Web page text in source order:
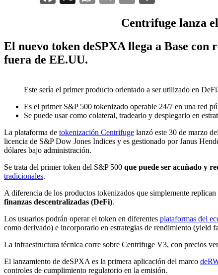
Centrifuge lanza
El nuevo token deSPXA llega a Base
fuera de EE.UU.
Este sería el primer producto orientado a ser utilizado en
Es el primer S&P 500 tokenizado operable 24/7 en una red
Se puede usar como colateral, tradearlo y desplegarlo en
La plataforma de tokenización Centrifuge lanzó este 30 de marzo
licencia de S&P Dow Jones Indices y es gestionado por Janus
dólares bajo administración.
Se trata del primer token del S&P 500 que puede ser acuñado y
tradicionales.
A diferencia de los productos tokenizados que simplemente
finanzas descentralizadas (DeFi).
Los usuarios podrán operar el token en diferentes plataformas del
como derivado) e incorporarlo en estrategias de rendimiento (yield
La infraestructura técnica corre sobre Centrifuge V3, con precios
El lanzamiento de deSPXA es la primera aplicación del marco
controles de cumplimiento regulatorio en la emisión.